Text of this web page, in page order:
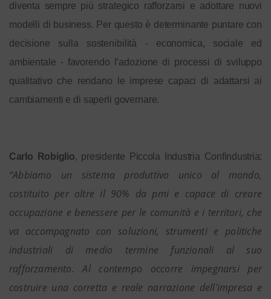
diventa sempre più strategico rafforzarsi e adottare nuovi
modelli di business. Per questo è determinante puntare con
decisione sulla sostenibilità -economica, sociale ed
ambientale - favorendo l’adozione di processi di sviluppo
qualitativo che rendano le imprese capaci di adattarsi ai
cambiamenti e di saperli governare.
Carlo Robiglio, presidente Piccola Industria Confindustria:
“Abbiamo un sistema produttivo unico al mondo,
costituito per oltre il 90% da pmi e capace di creare
occupazione e benessere per le comunità e i territori, che
va accompagnato con soluzioni, strumenti e politiche
industriali di medio termine funzionali al suo
rafforzamento. Al contempo occorre impegnarsi per
costruire una corretta e reale narrazione dell'impresa e